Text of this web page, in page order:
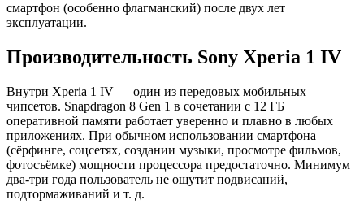
смартфон (особенно флагманский) после двух лет
эксплуатации.
Производительность Sony Xperia 1 IV
Внутри Xperia 1 IV — один из передовых мобильных
чипсетов. Snapdragon 8 Gen 1 в сочетании с 12 ГБ
оперативной памяти работает уверенно и плавно в любых
приложениях. При обычном использовании смартфона
(сёрфинге, соцсетях, создании музыки, просмотре фильмов,
фотосъёмке) мощности процессора предостаточно. Минимум
два-три года пользователь не ощутит подвисаний,
подтормаживаний и т. д.